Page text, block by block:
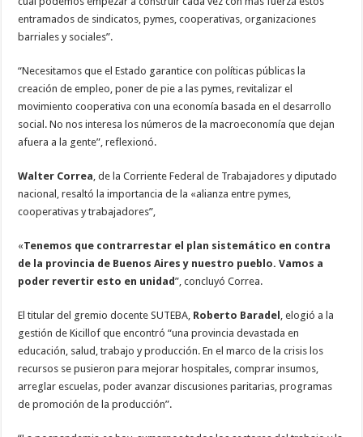
entramados de sindicatos, pymes, cooperativas, organizaciones
barriales y sociales”.
“Necesitamos que el Estado garantice con políticas públicas la
creación de empleo, poner de pie a las pymes, revitalizar el
movimiento cooperativa con una economía basada en el desarrollo
social. No nos interesa los números de la macroeconomía que dejan
afuera a la gente”, reflexionó.
Walter Correa, de la Corriente Federal de Trabajadores y diputado
nacional, resaltó la importancia de la «alianza entre pymes,
cooperativas y trabajadores”,
«Tenemos que contrarrestar el plan sistemático en contra
de la provincia de Buenos Aires y nuestro pueblo. Vamos a
poder revertir esto en unidad”, concluyó Correa.
El titular del gremio docente SUTEBA, Roberto Baradel , elogió a la
gestión de Kicillof que encontró “una provincia devastada en
educación, salud, trabajo y producción. En el marco de la crisis los
recursos se pusieron para mejorar hospitales, comprar insumos,
arreglar escuelas, poder avanzar discusiones paritarias, programas
de promoción de la producción”.